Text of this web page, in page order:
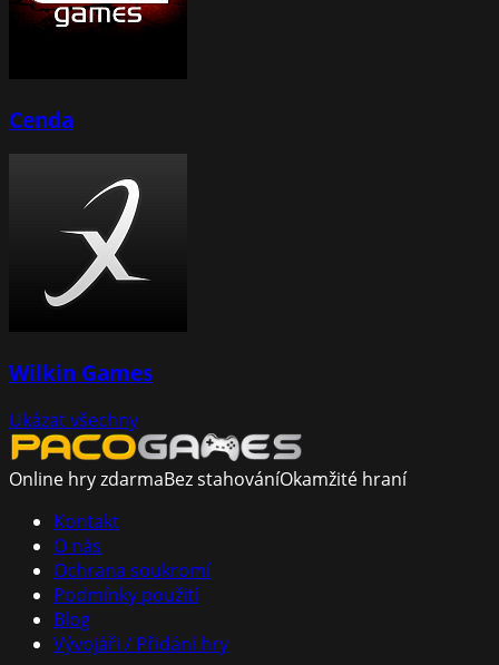
Cenda
Wilkin Games
Ukázat všechny
Online hry zdarmaBez stahováníOkamžité hraní
Kontakt
O nás
Ochrana soukromí
Podmínky použití
Blog
Vývojáři / Přidání hry